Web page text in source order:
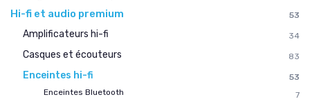
Hi-fi et audio premium 53
Amplificateurs hi-fi 34
Casques et écouteurs 83
Enceintes hi-fi
53
Enceintes Bluetooth
7